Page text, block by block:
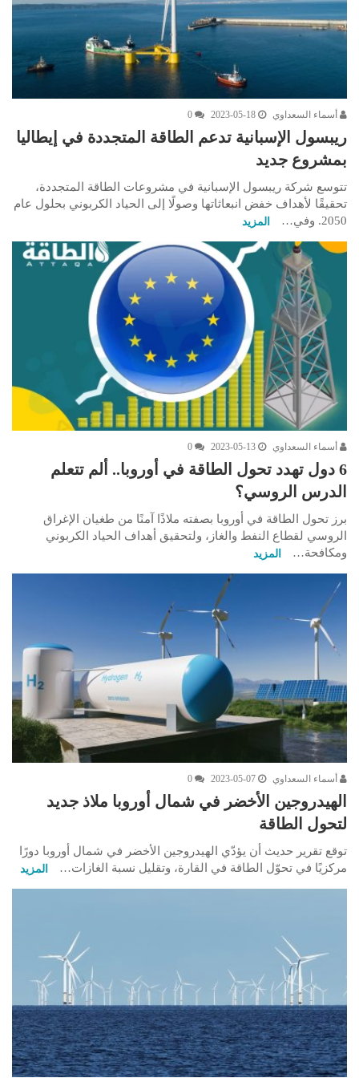
أسماء السعداوي 2023-05-18
0
ريبسول الإسبانية تدعم الطاقة المتجددة في إيطاليا
بمشروع جديد
تتوسع شركة ريبسول الإسبانية في مشروعات الطاقة المتجددة،
تحقيقًا لأهداف خفض انبعاثاتها وصولًا إلى الحياد الكربوني بحلول عام
2050. وفي…
المزيد
أسماء السعداوي 2023-05-13
0
6 دول تهدد تحول الطاقة في أوروبا.. ألم تتعلم
الدرس الروسي؟
برز تحول الطاقة في أوروبا بصفته ملاذًا آمنًا من طغيان الإغراق
الروسي لقطاع النفط والغاز، ولتحقيق أهداف الحياد الكربوني
ومكافحة…
المزيد
أسماء السعداوي 2023-05-07
0
الهيدروجين الأخضر في شمال أوروبا ملاذ جديد
لتحول الطاقة
توقع تقرير حديث أن يؤدّي الهيدروجين الأخضر في شمال أوروبا دورًا
مركزيًا في تحوّل الطاقة في القارة، وتقليل نسبة الغازات…
المزيد